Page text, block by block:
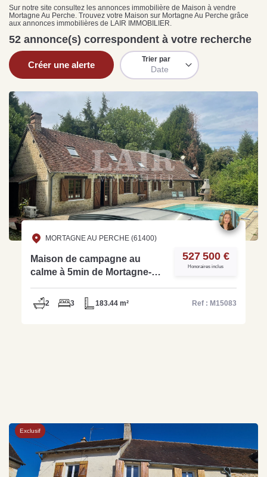
Sarthe pour booster sa
vente
Lire la suite
quelles sont les
conséquences ?
Lire la suite
Gratuit
Estimez votre bien en ligne.
Rapide et gratuit, recevez votre estimation
en quelques clics.
Estimer mon bien maintenant
Sur notre site consultez les annonces immobilière de Maison à vendre
Mortagne Au Perche. Trouvez votre Maison sur Mortagne Au Perche grâce
aux annonces immobilières de LAIR IMMOBILIER.
52 annonce(s) correspondent à votre recherche
Créer une alerte
Trier par
Date
MORTAGNE AU PERCHE (61400)
Maison de campagne au
calme à 5min de Mortagne-
527 500 €
Honoraires inclus
2 3 183.44 m² Ref : M15083
Exclusif